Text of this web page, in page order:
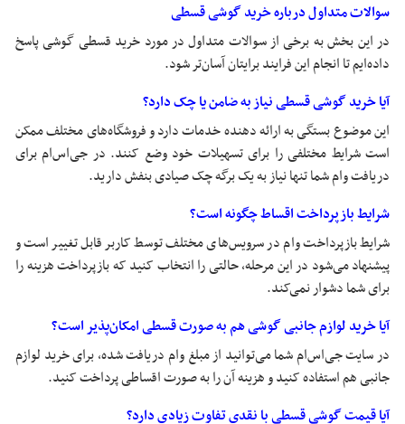
سوالات متداول درباره خرید گوشی قسطی
در این بخش به برخی از سوالات متداول در مورد خرید قسطی گوشی پاسخ
داده‌ایم تا انجام این فرایند برایتان آسان‌تر شود.
آیا خرید گوشی قسطی نیاز به ضامن یا چک دارد؟
این موضوع بستگی به ارائه دهنده خدمات دارد و فروشگاه‌های مختلف ممکن
است شرایط مختلفی را برای تسهیلات خود وضع کنند. در جی‌اس‌ام برای
دریافت وام شما تنها نیاز به یک برگه چک صیادی بنفش دارید.
شرایط بازپرداخت اقساط چگونه است؟
شرایط بازپرداخت وام در سرویس‌های مختلف توسط کاربر قابل تغییر است و
پیشنهاد می‌شود در این مرحله، حالتی را انتخاب کنید که بازپرداخت هزینه را
برای شما دشوار نمی‌کند.
آیا خرید لوازم جانبی گوشی هم به صورت قسطی امکان‌پذیر است؟
در سایت جی‌اس‌ام شما می‌توانید از مبلغ وام دریافت شده، برای خرید لوازم
جانبی هم استفاده کنید و هزینه آن را به صورت اقساطی پرداخت کنید.
آیا قیمت گوشی قسطی با نقدی تفاوت زیادی دارد؟